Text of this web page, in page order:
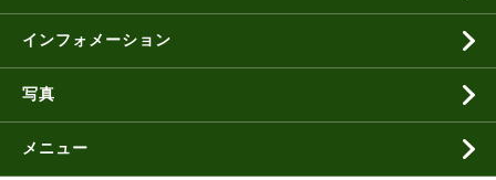
インフォメーション
写真
メニュー